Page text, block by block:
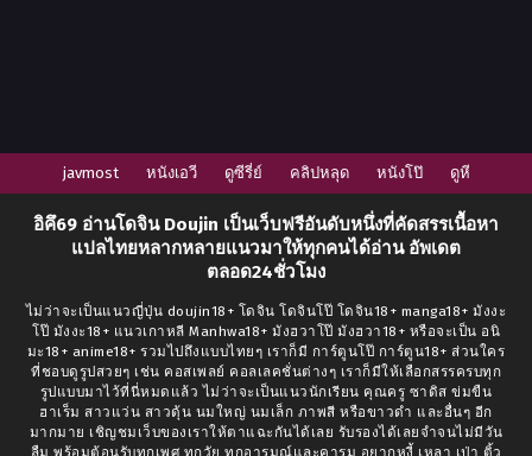
javmost หนังเอวี ดูซีรี่ย์ คลิปหลุด หนังโป๊ ดูหี
อิคึ69 อ่านโดจิน Doujin เป็นเว็บฟรีอันดับหนึ่งที่คัดสรรเนื้อหา
แปลไทยหลากหลายแนวมาให้ทุกคนได้อ่าน อัพเดต
ตลอด24ชั่วโมง
ไม่ว่าจะเป็นแนวญี่ปุ่น doujin18+ โดจิน โดจินโป๊ โดจิน18+ manga18+ มังงะ
โป๊ มังงะ18+ แนวเกาหลี Manhwa18+ มังฮวาโป๊ มังฮวา18+ หรือจะเป็น อนิ
มะ18+ anime18+ รวมไปถึงแบบไทยๆ เราก็มี การ์ตูนโป๊ การ์ตูน18+ ส่วนใคร
ที่ชอบดูรูปสวยๆ เช่น คอสเพลย์ คอลเลคชั่นต่างๆ เราก็มีให้เลือกสรรครบทุก
รูปแบบมาไว้ที่นี่หมดแล้ว ไม่ว่าจะเป็นแนวนักเรียน คุณครู ซาดิส ข่มขืน
ฮาเร็ม สาวแว่น สาวดุ้น นมใหญ่ นมเล็ก ภาพสี หรือขาวดำ และอื่นๆ อีก
มากมาย เชิญชมเว็บของเราให้ตาแฉะกันได้เลย รับรองได้เลยจำจนไม่มีวัน
ลืม พร้อมต้อนรับทุกเพศ ทุกวัย ทุกอารมณ์และคารม อยากหงี้ เหลา เป่า ติ้ว